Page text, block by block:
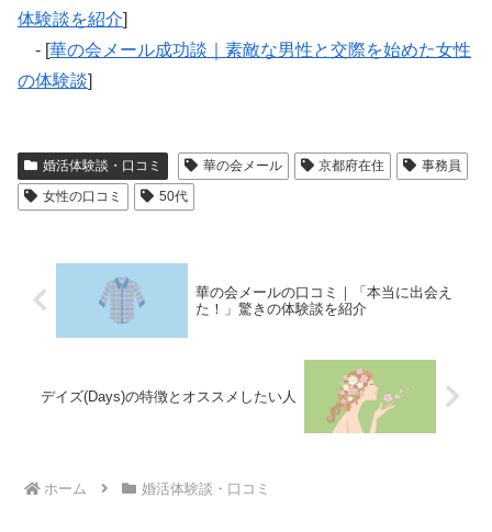
体験談を紹介]
- [華の会メール成功談｜素敵な男性と交際を始めた女性
の体験談]
婚活体験談・口コミ 華の会メール 京都府在住
事務員
女性の口コミ
50代
華の会メールの口コミ｜「本当に出会え
た！」驚きの体験談を紹介
デイズ(Days)の特徴とオススメしたい人
ホーム 婚活体験談・口コミ